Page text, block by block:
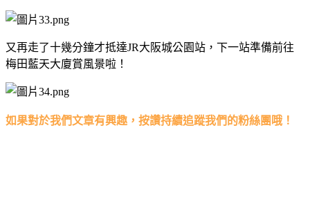
又再走了十幾分鐘才抵達JR大阪城公園站，下一站準備前往
梅田藍天大廈賞風景啦！
如果對於我們文章有興趣，按讚持續追蹤我們的粉絲團哦！